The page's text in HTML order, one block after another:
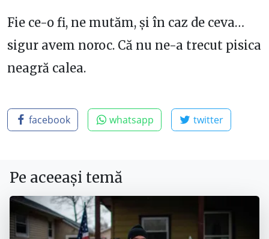
Fie ce-o fi, ne mutăm, și în caz de ceva…
sigur avem noroc. Că nu ne-a trecut pisica
neagră calea.
facebook whatsapp twitter
Pe aceeași temă